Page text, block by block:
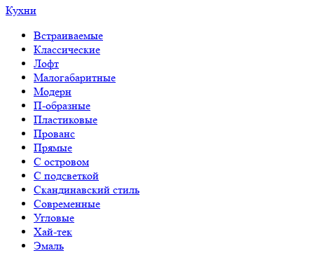
Кухни
Встраиваемые
Классические
Лофт
Малогабаритные
Модерн
П-образные
Пластиковые
Прованс
Прямые
С островом
С подсветкой
Скандинавский стиль
Современные
Угловые
Хай-тек
Эмаль